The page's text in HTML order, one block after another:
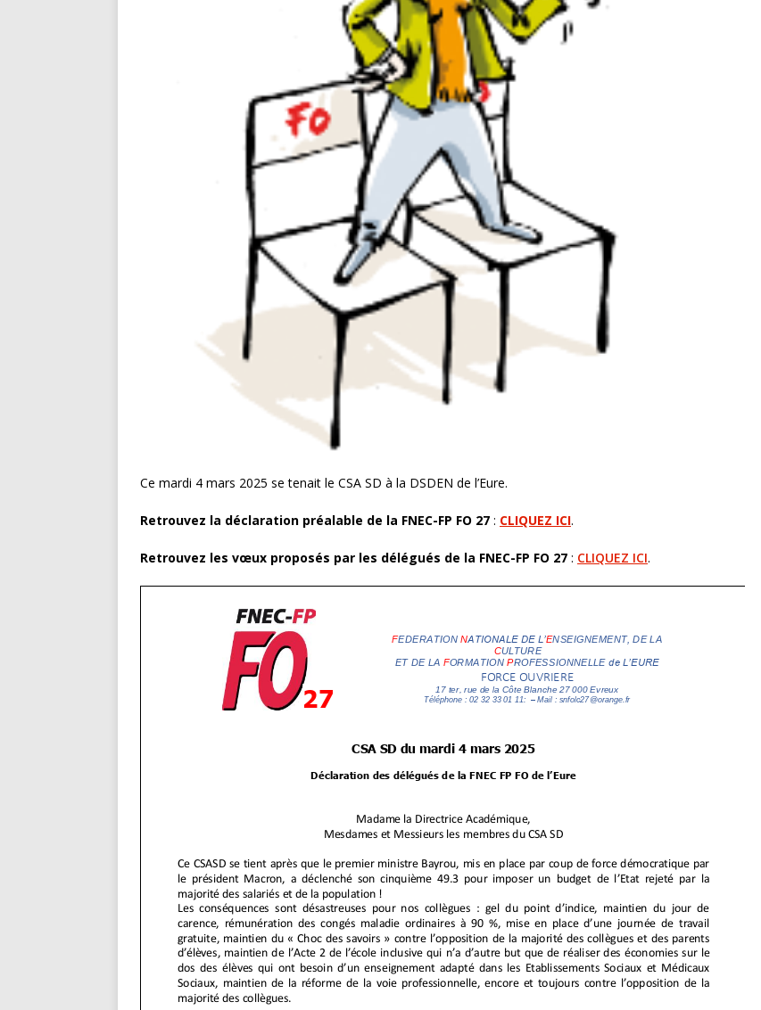
Ce mardi 4 mars 2025 se tenait le CSA SD à la DSDEN de l’Eure.
Retrouvez la déclaration préalable de la FNEC-FP FO 27 : CLIQUEZ ICI.
Retrouvez les vœux proposés par les délégués de la FNEC-FP FO 27 : CLIQUEZ ICI.